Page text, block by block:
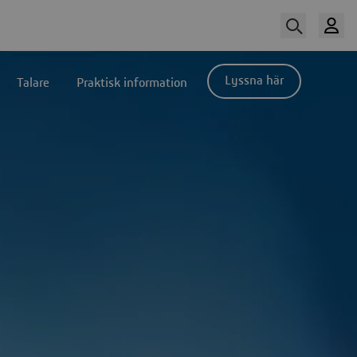
Talare Praktisk information Lyssna här